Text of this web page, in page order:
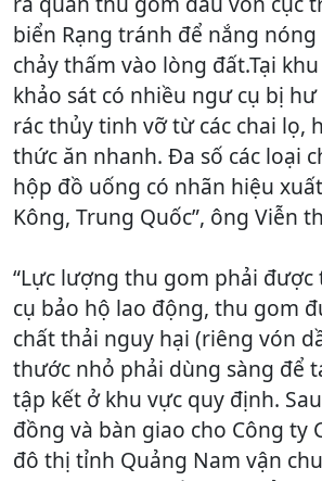
biển Rạng tránh để nắng
chảy thấm vào lòng đất.Tại
khảo sát có nhiều ngư cụ bị
rác thủy tinh vỡ từ các chai lọ,
thức ăn nhanh. Đa số các loại
hộp đồ uống có nhãn hiệu
Kông, Trung Quốc”, ông Viễn
“Lực lượng thu gom phải
cụ bảo hộ lao động, thu gom
chất thải nguy hại (riêng vón
thước nhỏ phải dùng sàng để
tập kết ở khu vực quy định.
đồng và bàn giao cho Công ty
đô thị tỉnh Quảng Nam vận